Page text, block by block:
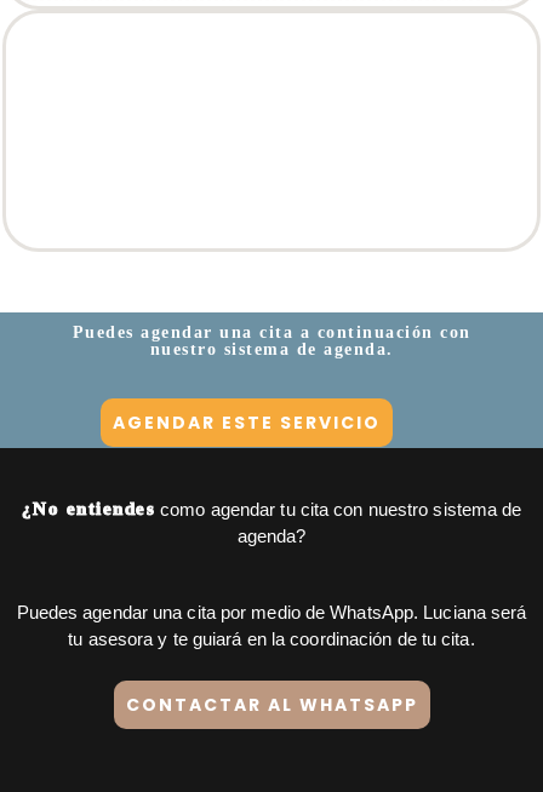
Puedes agendar una cita a continuación con
nuestro sistema de agenda.
AGENDAR ESTE SERVICIO
¿No entiendes como agendar tu cita con nuestro sistema de
agenda?
Puedes agendar una cita por medio de WhatsApp. Luciana será
tu asesora y te guiará en la coordinación de tu cita.
CONTACTAR AL WHATSAPP